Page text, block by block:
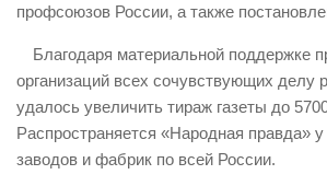
профсоюзов России, а также
Благодаря материальной поддержке
организаций всех сочувствующих делу
удалось увеличить тираж газеты до
Распространяется «Народная правда»
заводов и фабрик по всей России.